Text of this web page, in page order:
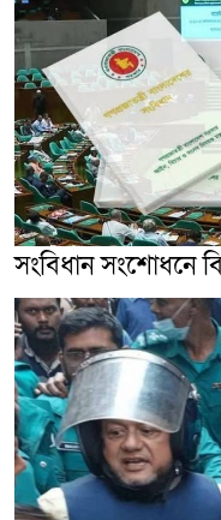
সংবিধান সংশোধনে